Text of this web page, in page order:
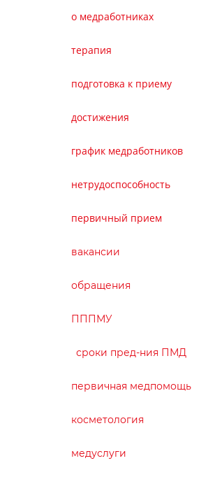
о медработниках
терапия
подготовка к приему
достижения
график медработников
нетрудоспособность
первичный прием
вакансии
обращения
ПППМУ
сроки пред-ния ПМД
первичная медпомощь
косметология
медуслуги